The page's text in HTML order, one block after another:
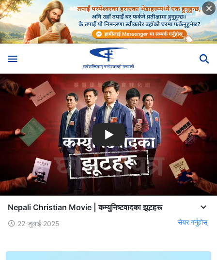
Nepali Christian Movie | कम्युनिष्टवादका झूटहरू
22 जुलाई 2025 सेयर गर्नुहोस्